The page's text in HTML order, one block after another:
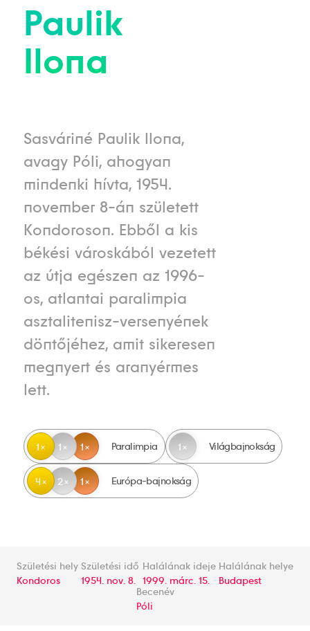
Paulik
Ilona
Sasváriné Paulik Ilona,
avagy Póli, ahogyan
mindenki hívta, 1954.
november 8-án született
Kondoroson. Ebből a kis
békési városkából vezetett
az útja egészen az 1996-
os, atlantai paralimpia
asztalitenisz-versenyének
döntőjéhez, amit sikeresen
megnyert és aranyérmes
lett.
1 1 1 Paralimpia 1 Világbajnokság
4 2 1 Európa-bajnokság
Születési hely
Kondoros
Születési idő
1954. nov. 8.
Halálának ideje
1999. márc. 15.
Halálának helye
Budapest
Becenév
Póli